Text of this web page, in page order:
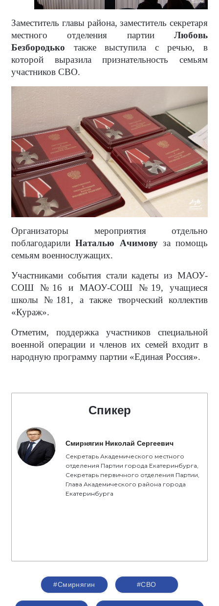
Заместитель главы района, заместитель секретаря
местного отделения партии Любовь
Безбородько также выступила с речью, в
которой выразила признательность семьям
участников СВО.
Организаторы мероприятия отдельно
поблагодарилиНаталью Ачимовуза помощь
семьям военнослужащих.
Участниками события стали кадеты из МАОУ-
СОШ №16 и МАОУ-СОШ №19, учащиеся
школы №181, а также творческий коллектив
«Кураж».
Отметим, поддержка участников специальной
военной операции и членов их семей входит в
народную программу партии «Единая Россия».
Спикер
Смирнягин Николай Сергеевич
Секретарь Академического местного
отделения Партии города Екатеринбурга,
Секретарь первичного отделения Партии,
Глава Академического района города
Екатеринбурга
#Смирнягин #СВО